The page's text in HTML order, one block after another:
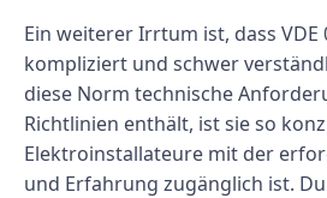
Ein weiterer Irrtum ist, dass VDE
kompliziert und schwer
diese Norm technische
Richtlinien enthält, ist sie so
Elektroinstallateure mit der
und Erfahrung zugänglich ist.